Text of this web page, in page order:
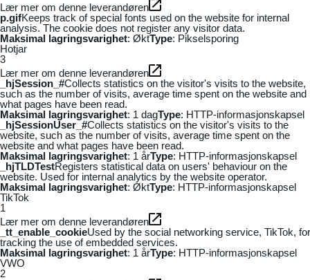
Lær mer om denne leverandøren
p.gifKeeps track of special fonts used on the website for internal
analysis. The cookie does not register any visitor data.
Maksimal lagringsvarighet: ØktType: Pikselsporing
Hotjar
3
Lær mer om denne leverandøren
_hjSession_#Collects statistics on the visitor's visits to the website,
such as the number of visits, average time spent on the website and
what pages have been read.
Maksimal lagringsvarighet: 1 dagType: HTTP-informasjonskapsel
_hjSessionUser_#Collects statistics on the visitor's visits to the
website, such as the number of visits, average time spent on the
website and what pages have been read.
Maksimal lagringsvarighet: 1 årType: HTTP-informasjonskapsel
_hjTLDTestRegisters statistical data on users' behaviour on the
website. Used for internal analytics by the website operator.
Maksimal lagringsvarighet: ØktType: HTTP-informasjonskapsel
TikTok
1
Lær mer om denne leverandøren
_tt_enable_cookieUsed by the social networking service, TikTok, for
tracking the use of embedded services.
Maksimal lagringsvarighet: 1 årType: HTTP-informasjonskapsel
VWO
2